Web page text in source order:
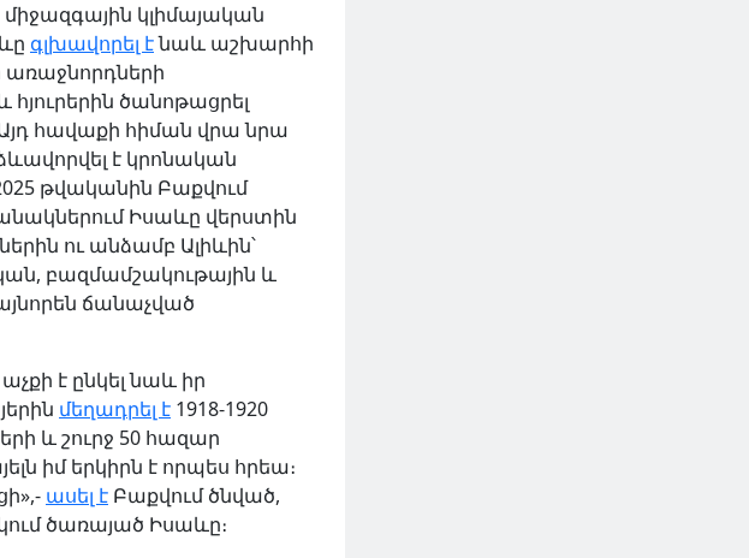
կլիմայական
գլխավորել էնաև աշխարհի
ծանոթացրել
հավաքի հիման վրա նրա
է կրոնական
թվականին Բաքվում
Իսաևը վերստին
ու անձամբ Ալիևին՝
բազմամշակութային և
ճանաչված
է ընկել նաև իր
մեղադրել է 1918-1920
և շուրջ 50 հազար
իմ երկիրն է որպես հրեա։
ասել է Բաքվում ծնված,
ծառայած Իսաևը։